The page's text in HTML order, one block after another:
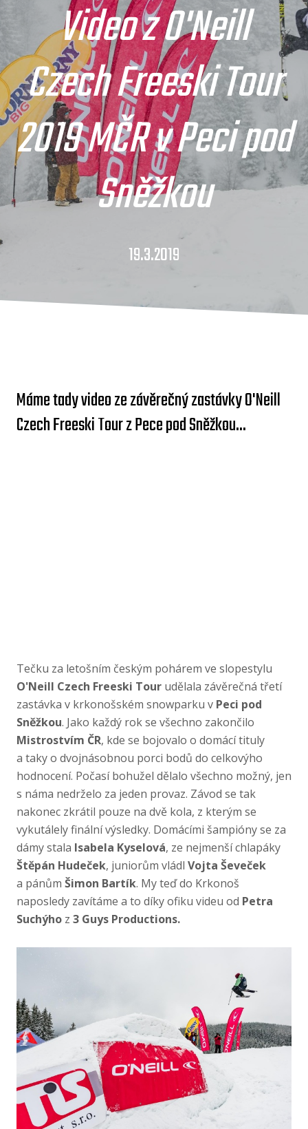
Video z O'Neill
Czech Freeski Tour
2019 MČR v Peci pod
Sněžkou
19.3.2019
Máme tady video ze závěrečný zastávky O'Neill
Czech Freeski Tour z Pece pod Sněžkou...
Tečku za letošním českým pohárem ve slopestylu
O'Neill Czech Freeski Tour udělala závěrečná třetí
zastávka v krkonošském snowparku v Peci pod
Sněžkou. Jako každý rok se všechno zakončilo
Mistrostvím ČR, kde se bojovalo o domácí tituly
a taky o dvojnásobnou porci bodů do celkovýho
hodnocení. Počasí bohužel dělalo všechno možný, jen
s náma nedrželo za jeden provaz. Závod se tak
nakonec zkrátil pouze na dvě kola, z kterým se
vykutálely finální výsledky. Domácími šampióny se za
dámy stala Isabela Kyselová, ze nejmenší chlapáky
Štěpán Hudeček, juniorům vládl Vojta Ševeček
a pánům Šimon Bartík. My teď do Krkonoš
naposledy zavítáme a to díky ofiku videu od Petra
Suchýho z 3 Guys Productions.